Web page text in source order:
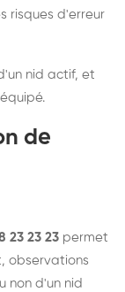
risques d'erreur
nid actif, et
de
23 23 23 permet
observations
non d'un nid